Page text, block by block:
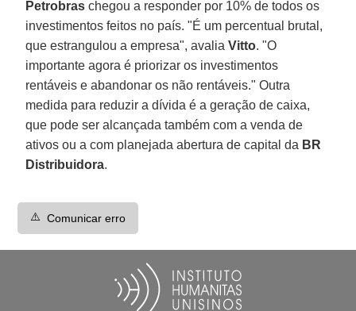
Petrobras chegou a responder por 10% de todos os
investimentos feitos no país. "É um percentual brutal,
que estrangulou a empresa", avaliaVitto. "O
importante agora é priorizar os investimentos
rentáveis e abandonar os não rentáveis." Outra
medida para reduzir a dívida é a geração de caixa,
que pode ser alcançada também com a venda de
ativos ou a com planejada abertura de capital da BR
Distribuidora.
⚠️ Comunicar erro